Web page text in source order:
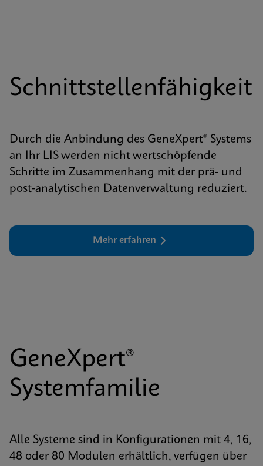
Schnittstellenfähigkeit
Durch die Anbindung des GeneXpert® Systems
an Ihr LIS werden nicht wertschöpfende
Schritte im Zusammenhang mit der prä- und
post-analytischen Datenverwaltung reduziert.
Mehr erfahren
GeneXpert®
Systemfamilie
Alle Systeme sind in Konfigurationen mit 4, 16,
48 oder 80 Modulen erhältlich, verfügen über